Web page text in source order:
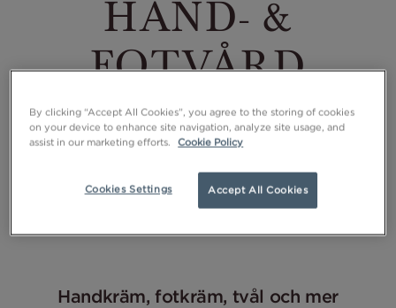
HAND- &
FOTVÅRD
Vardagens bestyr sliter hårt på både händer och fötter
och de får sällan den uppmärksamhet de behöver. Tänk
på att använda mild och återfuktande handkräm och
smidighet under dagen.
Handkräm, fotkräm, tvål och mer
By clicking “Accept All Cookies”, you agree to the storing of cookies
on your device to enhance site navigation, analyze site usage, and
assist in our marketing efforts.
Cookie Policy
Cookies Settings Accept All Cookies